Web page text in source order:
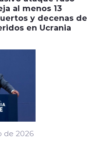
al menos 13
y decenas de
en Ucrania
de 2026